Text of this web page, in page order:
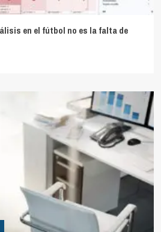
en el fútbol no es la falta de